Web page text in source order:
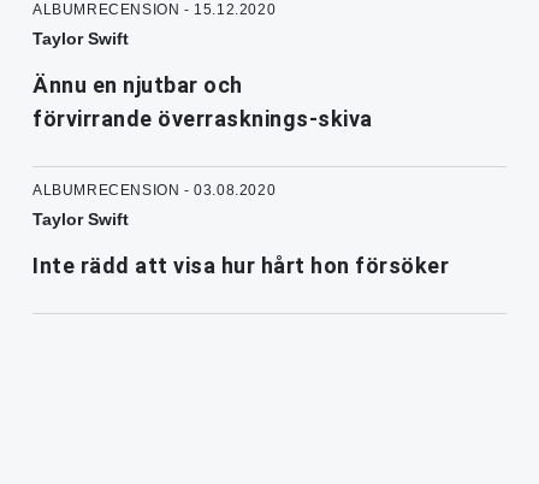
ALBUMRECENSION - 15.12.2020
Taylor Swift
Ännu en njutbar och
förvirrande överrasknings-skiva
ALBUMRECENSION - 03.08.2020
Taylor Swift
Inte rädd att visa hur hårt hon försöker